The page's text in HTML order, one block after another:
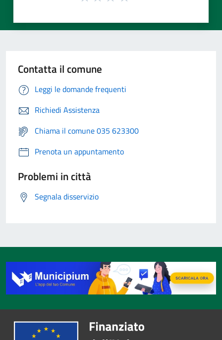
Contatta il comune
Leggi le domande frequenti
Richiedi Assistenza
Chiama il comune 035 623300
Prenota un appuntamento
Problemi in città
Segnala disservizio